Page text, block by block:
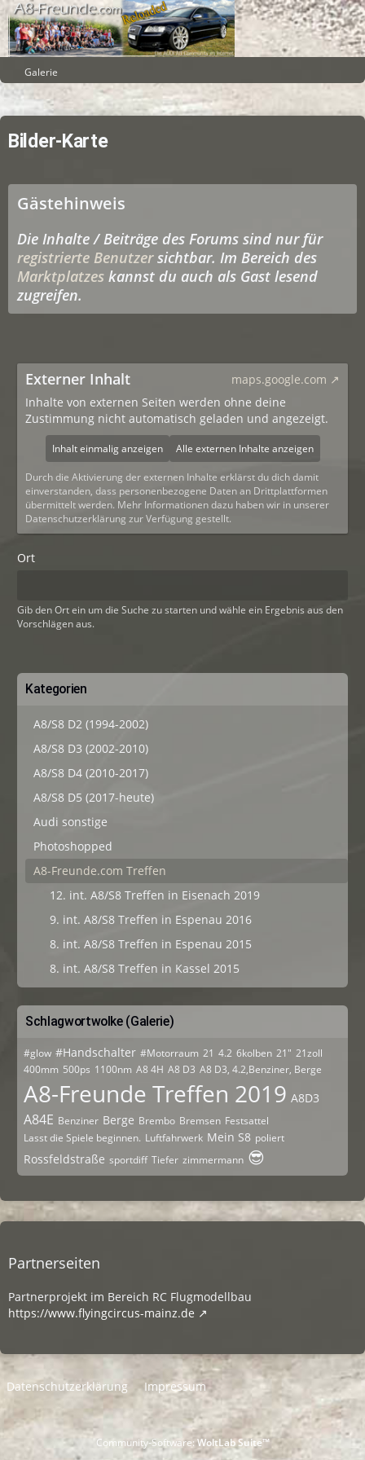
Galerie
Bilder-Karte
Gästehinweis
Die Inhalte / Beiträge des Forums sind nur für
registrierte Benutzersichtbar. Im Bereich des
Marktplatzes kannst du auch als Gast lesend
zugreifen.
Externer Inhalt
maps.google.com
Inhalte von externen Seiten werden ohne deine
Zustimmung nicht automatisch geladen und angezeigt.
Inhalt einmalig anzeigen Alle externen Inhalte anzeigen
Durch die Aktivierung der externen Inhalte erklärst du dich damit
einverstanden, dass personenbezogene Daten an Drittplattformen
übermittelt werden. Mehr Informationen dazu haben wir in unserer
Datenschutzerklärung zur Verfügung gestellt.
Ort
Gib den Ort ein um die Suche zu starten und wähle ein Ergebnis aus den
Vorschlägen aus.
Kategorien
A8/S8 D2 (1994-2002)
A8/S8 D3 (2002-2010)
A8/S8 D4 (2010-2017)
A8/S8 D5 (2017-heute)
Audi sonstige
Photoshopped
A8-Freunde.com Treffen
12. int. A8/S8 Treffen in Eisenach 2019
9. int. A8/S8 Treffen in Espenau 2016
8. int. A8/S8 Treffen in Espenau 2015
8. int. A8/S8 Treffen in Kassel 2015
Schlagwortwolke (Galerie)
#glow #Handschalter #Motorraum 21 4.2 6kolben 21" 21zoll
400mm 500ps 1100nm A8 4H A8 D3 A8 D3, 4.2,Benziner, Berge
A8-Freunde Treffen 2019 A8D3
A84E Benziner Berge Brembo Bremsen Festsattel
Lasst die Spiele beginnen. Luftfahrwerk Mein S8 poliert
Rossfeldstraße sportdiff Tiefer zimmermann 😎
Partnerseiten
Partnerprojekt im Bereich RC Flugmodellbau
https://www.flyingcircus-mainz.de
Datenschutzerklärung Impressum
Community-Software:WoltLab Suite™